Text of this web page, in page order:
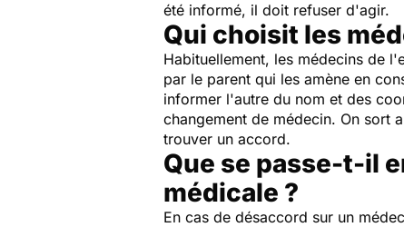
été informé, il doit refuser d'agir.
Qui choisit les
Habituellement, les médecins de
par le parent qui les amène en
informer l'autre du nom et des
changement de médecin. On sort
trouver un accord.
Que se passe-t-il
médicale ?
En cas de désaccord sur un